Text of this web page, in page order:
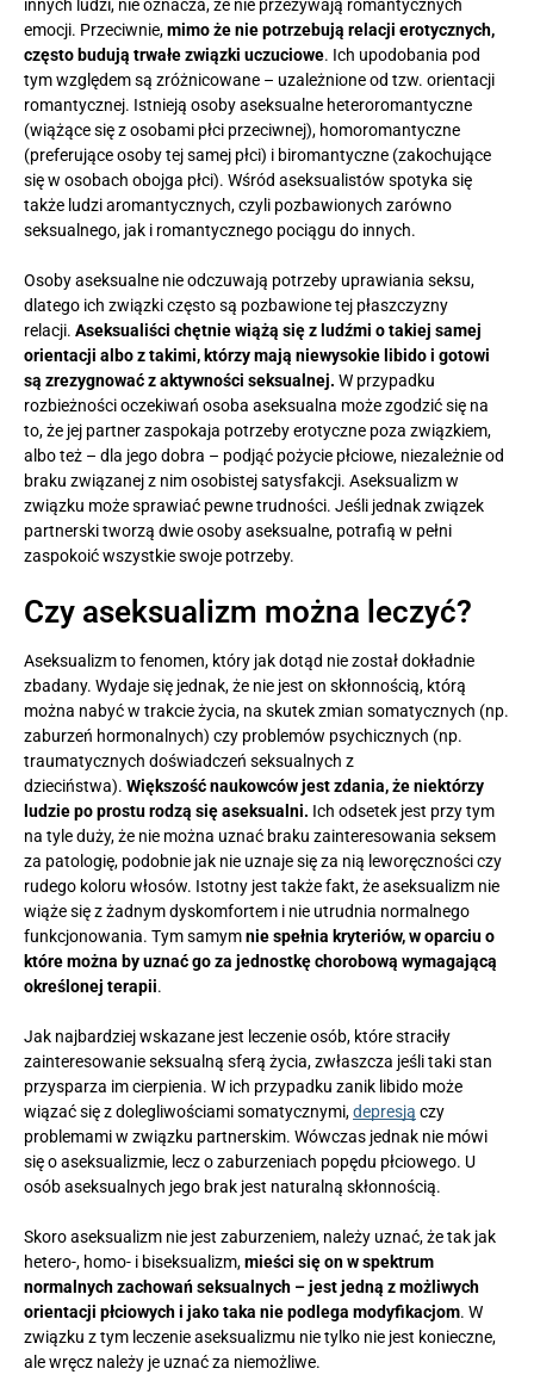
innych ludzi, nie oznacza, że nie przeżywają romantycznych
emocji. Przeciwnie,mimo że nie potrzebują relacji erotycznych,
często budują trwałe związki uczuciowe. Ich upodobania pod
tym względem są zróżnicowane – uzależnione od tzw. orientacji
romantycznej. Istnieją osoby aseksualne heteroromantyczne
(wiążące się z osobami płci przeciwnej), homoromantyczne
(preferujące osoby tej samej płci) i biromantyczne (zakochujące
się w osobach obojga płci). Wśród aseksualistów spotyka się
także ludzi aromantycznych, czyli pozbawionych zarówno
seksualnego, jak i romantycznego pociągu do innych.
Osoby aseksualne nie odczuwają potrzeby uprawiania seksu,
dlatego ich związki często są pozbawione tej płaszczyzny
relacji. Aseksualiści chętnie wiążą się z ludźmi o takiej samej
orientacji albo z takimi, którzy mają niewysokie libido i gotowi
są zrezygnować z aktywności seksualnej. W przypadku
rozbieżności oczekiwań osoba aseksualna może zgodzić się na
to, że jej partner zaspokaja potrzeby erotyczne poza związkiem,
albo też – dla jego dobra – podjąć pożycie płciowe, niezależnie od
braku związanej z nim osobistej satysfakcji. Aseksualizm w
związku może sprawiać pewne trudności. Jeśli jednak związek
partnerski tworzą dwie osoby aseksualne, potrafią w pełni
zaspokoić wszystkie swoje potrzeby.
Czy aseksualizm można leczyć?
Aseksualizm to fenomen, który jak dotąd nie został dokładnie
zbadany. Wydaje się jednak, że nie jest on skłonnością, którą
można nabyć w trakcie życia, na skutek zmian somatycznych (np.
zaburzeń hormonalnych) czy problemów psychicznych (np.
traumatycznych doświadczeń seksualnych z
dzieciństwa). Większość naukowców jest zdania, że niektórzy
ludzie po prostu rodzą się aseksualni. Ich odsetek jest przy tym
na tyle duży, że nie można uznać braku zainteresowania seksem
za patologię, podobnie jak nie uznaje się za nią leworęczności czy
rudego koloru włosów. Istotny jest także fakt, że aseksualizm nie
wiąże się z żadnym dyskomfortem i nie utrudnia normalnego
funkcjonowania. Tym samymnie spełnia kryteriów, w oparciu o
które można by uznać go za jednostkę chorobową wymagającą
określonej terapii.
Jak najbardziej wskazane jest leczenie osób, które straciły
zainteresowanie seksualną sferą życia, zwłaszcza jeśli taki stan
przysparza im cierpienia. W ich przypadku zanik libido może
wiązać się z dolegliwościami somatycznymi,depresją czy
problemami w związku partnerskim. Wówczas jednak nie mówi
się o aseksualizmie, lecz o zaburzeniach popędu płciowego. U
osób aseksualnych jego brak jest naturalną skłonnością.
Skoro aseksualizm nie jest zaburzeniem, należy uznać, że tak jak
hetero-, homo- i biseksualizm,mieści się on w spektrum
normalnych zachowań seksualnych – jest jedną z możliwych
orientacji płciowych i jako taka nie podlega modyfikacjom. W
związku z tym leczenie aseksualizmu nie tylko nie jest konieczne,
ale wręcz należy je uznać za niemożliwe.